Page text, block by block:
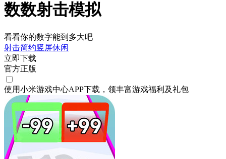
数数射击模拟
看看你的数字能到多大吧
射击简约竖屏休闲
立即下载
官方正版
使用小米游戏中心APP下载 ，领丰富游戏福利 及礼包